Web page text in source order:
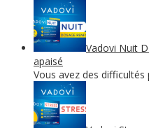
Vadovi Nuit
apaisé
Vous avez des